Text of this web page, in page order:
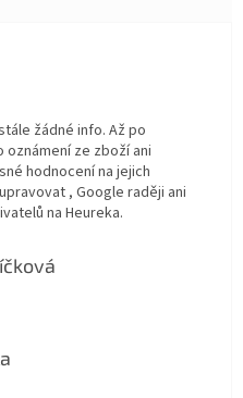
1 z 5 hvězdiček.
žádné info. Až po
ze zboží ani
hodnocení na jejich
, Google raději ani
na Heureka.
je 5 z 5 hvězdiček.
je 5 z 5 hvězdiček.